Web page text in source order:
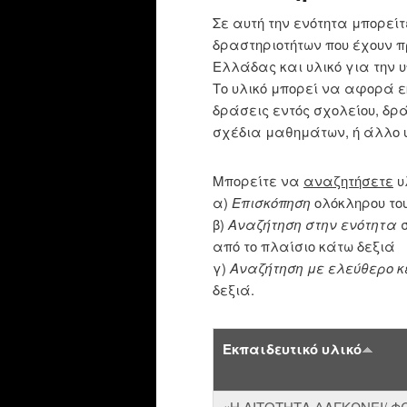
Σε αυτή την ενότητα
δραστηριοτήτων που έχουν
Ελλάδας και υλικό για την
Το υλικό μπορεί να αφορά
δράσεις εντός σχολείου,
σχέδια μαθημάτων, ή άλλο
Μπορείτε να αναζητήσετε
α) Επισκόπηση ολόκληρου
β) Αναζήτηση στην ενότητα
από το πλαίσιο κάτω δεξιά
γ) Aναζήτηση με ελεύθερο
δεξιά.
Εκπαιδευτικό υλικό